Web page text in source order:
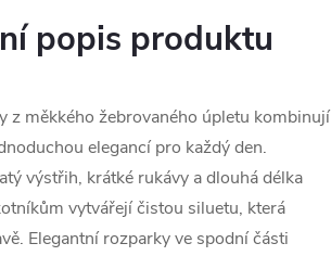
popis produktu
z měkkého žebrovaného úpletu kombinují
elegancí pro každý den.
výstřih, krátké rukávy a dlouhá délka
vytvářejí čistou siluetu, která
Elegantní rozparky ve spodní části